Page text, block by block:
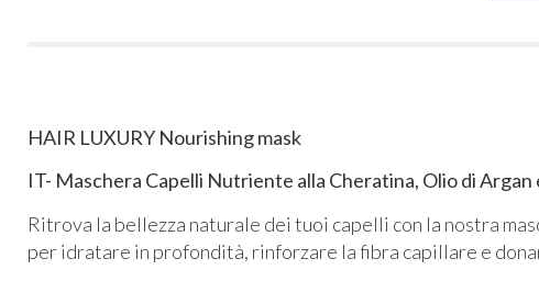
HAIR LUXURY Nourishing mask
IT- Maschera Capelli Nutriente alla Cheratina, Olio di Argan
Ritrova la bellezza naturale dei tuoi capelli con la nostra
per idratare in profondità, rinforzare la fibra capillare e